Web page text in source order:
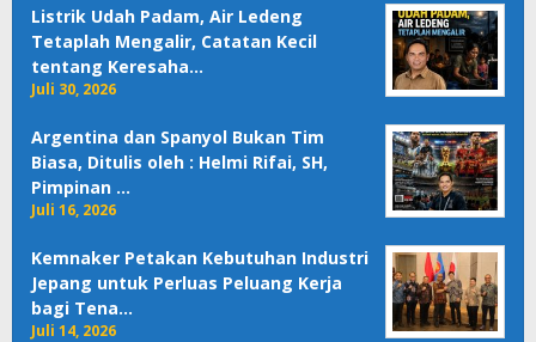
Listrik Udah Padam, Air Ledeng
Tetaplah Mengalir, Catatan Kecil
tentang Keresaha…
Juli 30, 2026
Argentina dan Spanyol Bukan Tim
Biasa, Ditulis oleh : Helmi Rifai, SH,
Pimpinan …
Juli 16, 2026
Kemnaker Petakan Kebutuhan Industri
Jepang untuk Perluas Peluang Kerja
bagi Tena…
Juli 14, 2026